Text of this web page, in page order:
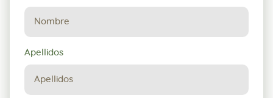
de
reserva
Apellidos